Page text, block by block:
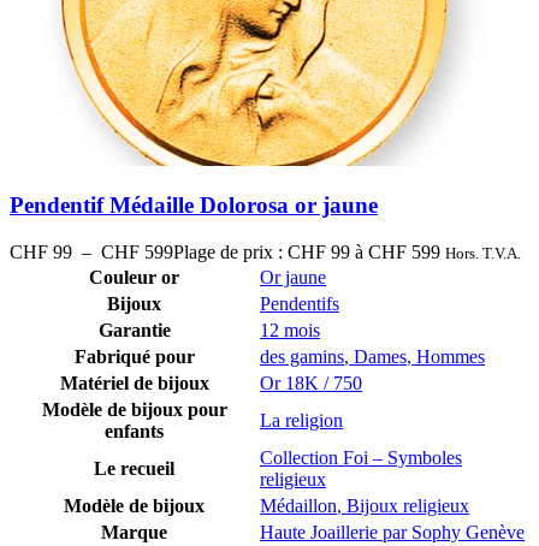
Pendentif Médaille Dolorosa or jaune
CHF 99 – CHF 599Plage de prix : CHF 99 à CHF 599 Hors. T.V.A.
Couleur or
Or jaune
Bijoux
Pendentifs
Garantie
12 mois
Fabriqué pour
des gamins, Dames, Hommes
Matériel de bijoux
Or 18K / 750
Modèle de bijoux pour
enfants
La religion
Le recueil
Collection Foi – Symboles
religieux
Modèle de bijoux
Médaillon, Bijoux religieux
Marque
Haute Joaillerie par Sophy Genève